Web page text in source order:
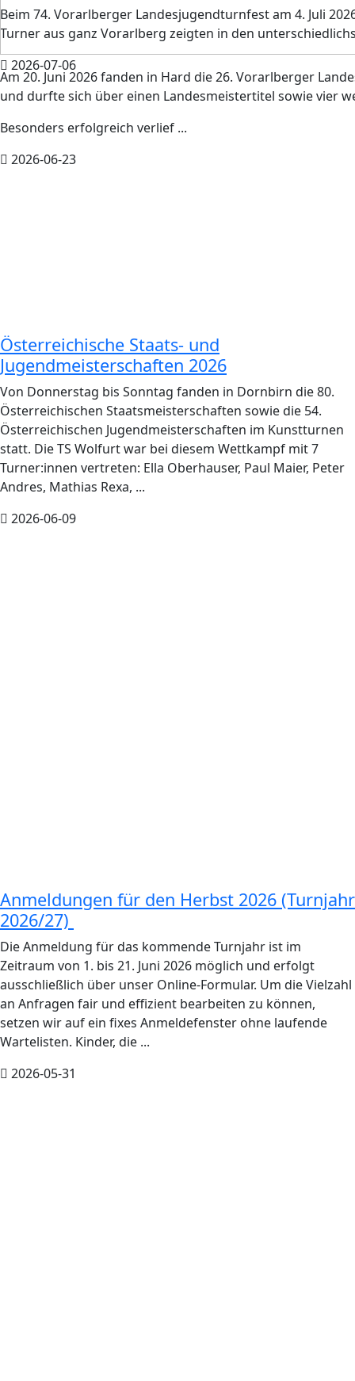
Beim 74. Vorarlberger Landesjugendturnfest am 4. Juli
Turner aus ganz Vorarlberg zeigten in den
2026-07-06
Am 20. Juni 2026 fanden in Hard die 26. Vorarlberger
und durfte sich über einen Landesmeistertitel sowie vier
Besonders erfolgreich verlief ...
2026-06-23
Österreichische Staats- und
Jugendmeisterschaften 2026
Von Donnerstag bis Sonntag fanden in Dornbirn die 80.
Österreichischen Staatsmeisterschaften sowie die 54.
Österreichischen Jugendmeisterschaften im Kunstturnen
statt. Die TS Wolfurt war bei diesem Wettkampf mit 7
Turner:innen vertreten: Ella Oberhauser, Paul Maier, Peter
Andres, Mathias Rexa, ...
2026-06-09
Anmeldungen für den Herbst 2026 (Turnjahr
2026/27)
Die Anmeldung für das kommende Turnjahr ist im
Zeitraum von 1. bis 21. Juni 2026 möglich und erfolgt
ausschließlich über unser Online-Formular. Um die Vielzahl
an Anfragen fair und effizient bearbeiten zu können,
setzen wir auf ein fixes Anmeldefenster ohne laufende
Wartelisten. Kinder, die ...
2026-05-31